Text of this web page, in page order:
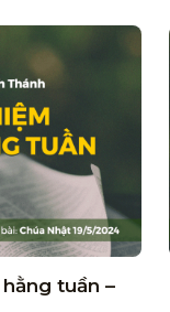
tuần –